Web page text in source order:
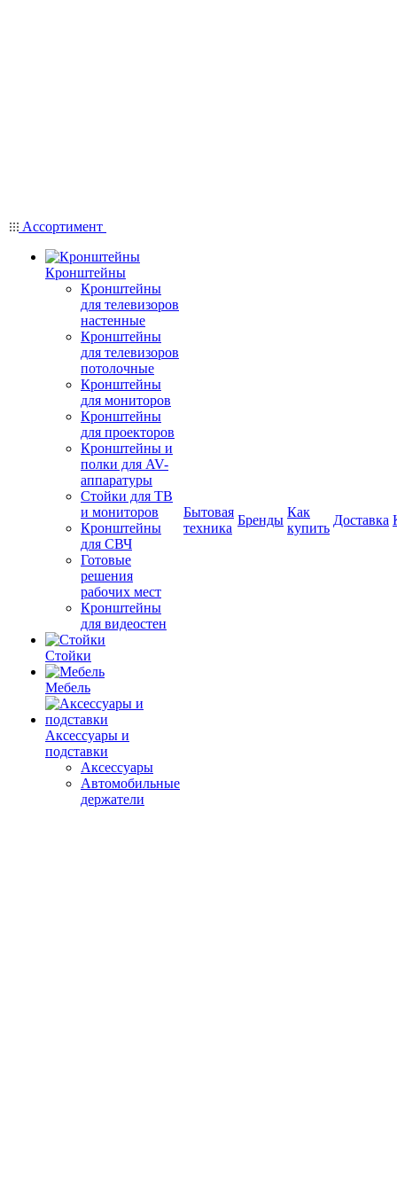
Ассортимент
Кронштейны
Кронштейны
для телевизоров
настенные
Кронштейны
для телевизоров
потолочные
Кронштейны
для мониторов
Кронштейны
для проекторов
Кронштейны и
полки для AV-
аппаратуры
Стойки для ТВ
и мониторов
Кронштейны
для СВЧ
Готовые
решения
рабочих мест
Кронштейны
для видеостен
Стойки
Мебель
Аксессуары и
подставки
Аксессуары
Автомобильные
держатели
Бытовая
техника
Бренды
Как
купить
Доставка